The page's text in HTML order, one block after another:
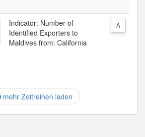
Indicator: Number of
Identified Exporters to
Maldives from: California
A
mehr Zeitreihen laden